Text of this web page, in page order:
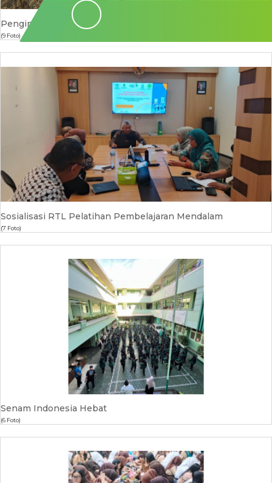
Pengimbasan Pelatihan Pembelajaran Mendalam
(9 Foto)
Sosialisasi RTL Pelatihan Pembelajaran Mendalam
(7 Foto)
Senam Indonesia Hebat
(6 Foto)